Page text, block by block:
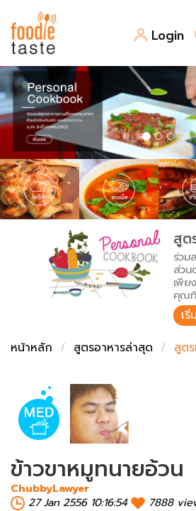
Login
สูตรอาหาร
สูตรอาหารล่าสุด
Top Foodie
พาไปชิม
สารพันก้นครัว
เคล็ดลับน่ารู้
เปรียบเทียบหน่วยการตวง
เปรียบเทียบอุณหภูมิ
เปรียบเทียบน้ำหนักวัตถุดิบ
FoodPedia
สร้าง Cookbook
สูต
ร่วม
ส่วน
เพีย
คุณ
เริ่
หน้าหลัก
สูตรอาหารล่าสุด สูต
ข้าวขาหมูทนายอ้วน
ChubbyLawyer
27 Jan 2556 10:16:54
7888